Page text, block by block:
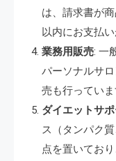
は、請求書が
以内にお支払い
業務用販売: 一
パーソナルサ
売も行っていま
ダイエットサポ
ス（タンパク
点を置いてお